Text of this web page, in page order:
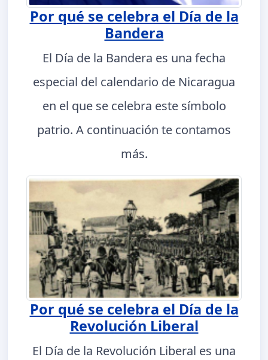
Por qué se celebra el Día de la
Bandera
El Día de la Bandera es una fecha
especial del calendario de Nicaragua
en el que se celebra este símbolo
patrio. A continuación te contamos
más.
Por qué se celebra el Día de la
Revolución Liberal
El Día de la Revolución Liberal es una